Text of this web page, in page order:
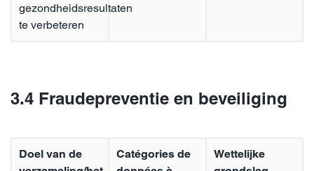
gezondheidsresultaten
te verbeteren
3.4 Fraudepreventie en beveiliging
Doel van de
Catégories de
Wettelijke